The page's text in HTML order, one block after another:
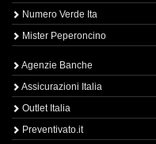
Numero Verde Ita
Mister Peperoncino
Agenzie Banche
Assicurazioni Italia
Outlet Italia
Preventivato.it